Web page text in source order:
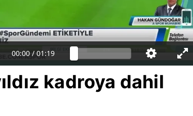
00:00 / 01:19
kadroya dahil